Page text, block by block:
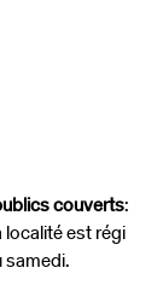
couverts:
est régi
samedi.